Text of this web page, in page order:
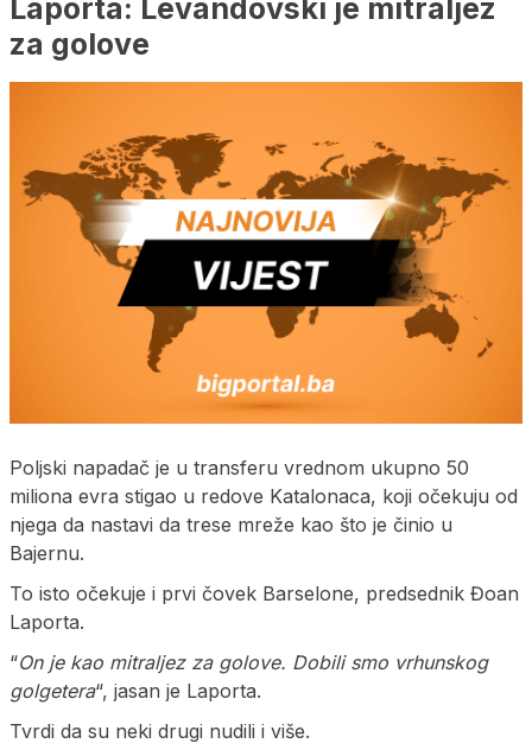
Laporta: Levandovski je mitraljez
za golove
Poljski napadač je u transferu vrednom ukupno 50
miliona evra stigao u redove Katalonaca, koji očekuju od
njega da nastavi da trese mreže kao što je činio u
Bajernu.
To isto očekuje i prvi čovek Barselone, predsednik Đoan
Laporta.
“On je kao mitraljez za golove. Dobili smo vrhunskog
golgetera“, jasan je Laporta.
Tvrdi da su neki drugi nudili i više.